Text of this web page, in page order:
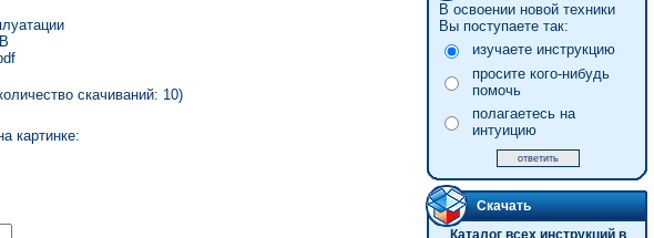
скачиваний: 10)
картинке:
В освоении новой техники
Вы поступаете так:
изучаете инструкцию
просите кого-нибудь
помочь
полагаетесь на
интуицию
Скачать
Каталог всех инструкций в